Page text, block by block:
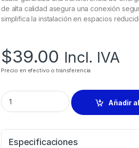
de alta calidad asegura una conexión
simplifica la instalación en espacios
$39.00 Incl. IVA
Precio en efectivo o transferencia
Añadir
Especificaciones